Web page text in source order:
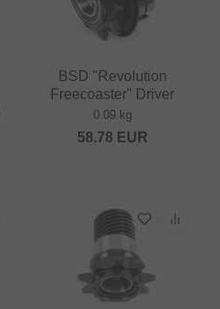
BSD "Revolution
Freecoaster" Driver
0.09 kg
58.78 EUR